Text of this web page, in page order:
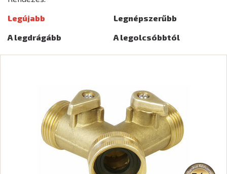
Legújabb
Legnépszerűbb
A legdrágább
A legolcsóbbtól